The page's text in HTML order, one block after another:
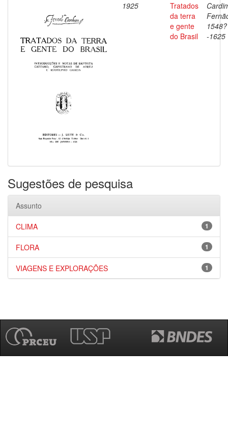
1925
Tratados
da terra
e gente
do Brasil
1548?
-1625
Sugestões de pesquisa
Assunto
1
CLIMA
1
FLORA
1
VIAGENS E EXPLORAÇÕES